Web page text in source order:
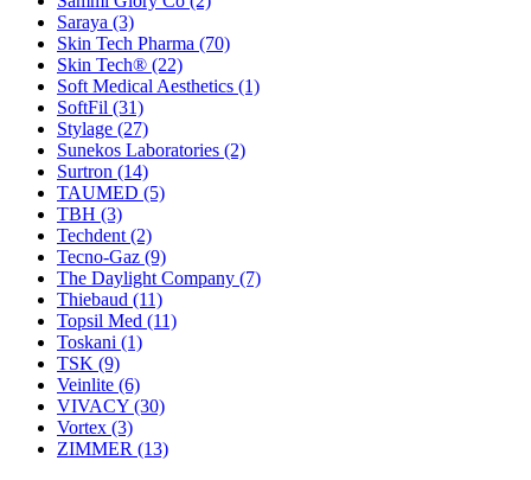
Saraya (3)
Skin Tech Pharma (70)
Skin Tech® (22)
Soft Medical Aesthetics (1)
SoftFil (31)
Stylage (27)
Sunekos Laboratories (2)
Surtron (14)
TAUMED (5)
TBH (3)
Techdent (2)
Tecno-Gaz (9)
The Daylight Company (7)
Thiebaud (11)
Topsil Med (11)
Toskani (1)
TSK (9)
Veinlite (6)
VIVACY (30)
Vortex (3)
ZIMMER (13)